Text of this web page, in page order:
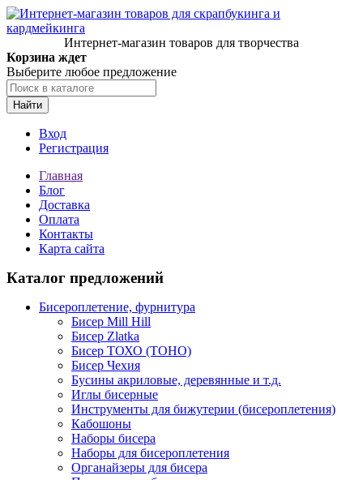
Интернет-магазин товаров для творчества
Корзина ждет
Выберите любое предложение
Найти
Вход
Регистрация
Главная
Блог
Доставка
Оплата
Контакты
Карта сайта
Каталог предложений
Бисероплетение, фурнитура
Бисер Mill Hill
Бисер Zlatka
Бисер ТОХО (TOHO)
Бисер Чехия
Бусины акриловые, деревянные и т.д.
Иглы бисерные
Инструменты для бижутерии (бисероплетения)
Кабошоны
Наборы бисера
Наборы для бисероплетения
Органайзеры для бисера